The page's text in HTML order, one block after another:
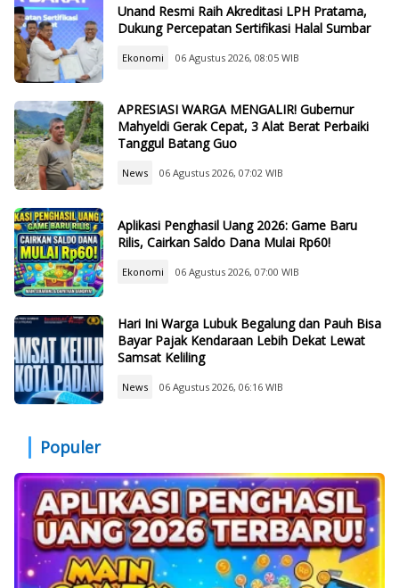
Unand Resmi Raih Akreditasi LPH Pratama,
Dukung Percepatan Sertifikasi Halal Sumbar
Ekonomi 06 Agustus 2026, 08:05 WIB
APRESIASI WARGA MENGALIR! Gubernur
Mahyeldi Gerak Cepat, 3 Alat Berat Perbaiki
Tanggul Batang Guo
News 06 Agustus 2026, 07:02 WIB
Aplikasi Penghasil Uang 2026: Game Baru
Rilis, Cairkan Saldo Dana Mulai Rp60!
Ekonomi 06 Agustus 2026, 07:00 WIB
Hari Ini Warga Lubuk Begalung dan Pauh Bisa
Bayar Pajak Kendaraan Lebih Dekat Lewat
Samsat Keliling
News 06 Agustus 2026, 06:16 WIB
Populer